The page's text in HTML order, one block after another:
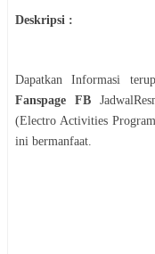
Deskripsi :
Dapatkan Informasi
Fanspage FB
(Electro Activities
ini bermanfaat.